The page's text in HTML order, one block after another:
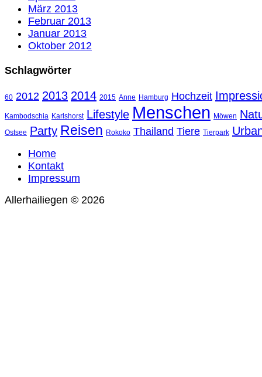
März 2013
Februar 2013
Januar 2013
Oktober 2012
Schlagwörter
60 2012 2013 2014 2015 Anne Hamburg Hochzeit
Kambodschia Karlshorst Lifestyle Menschen Möwen
Ostsee Party Reisen Rokoko Thailand Tiere Tierpark
Home
Kontakt
Impressum
Allerhailiegen © 2026